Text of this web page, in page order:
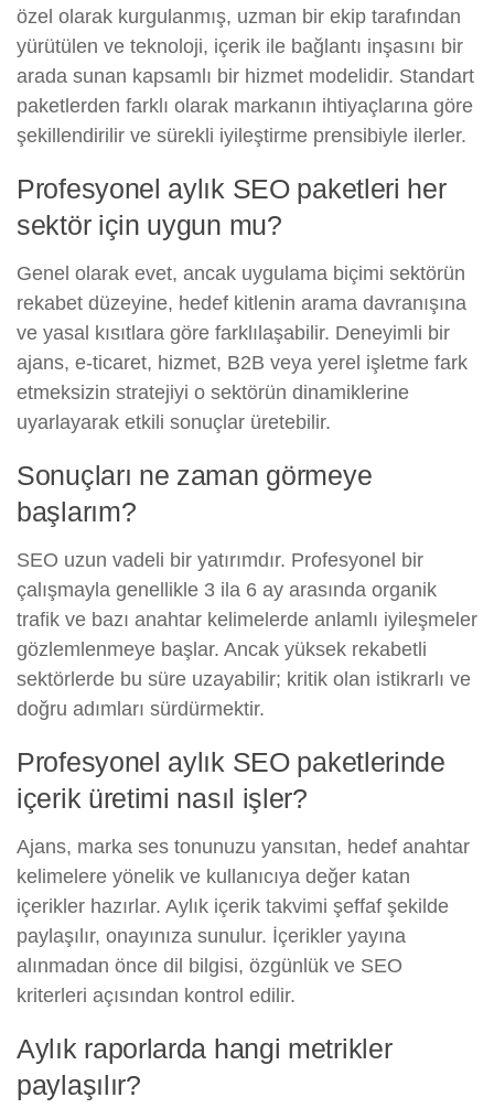
özel olarak kurgulanmış, uzman bir ekip tarafından
yürütülen ve teknoloji, içerik ile bağlantı inşasını bir
arada sunan kapsamlı bir hizmet modelidir. Standart
paketlerden farklı olarak markanın ihtiyaçlarına göre
şekillendirilir ve sürekli iyileştirme prensibiyle ilerler.
Profesyonel aylık SEO paketleri her
sektör için uygun mu?
Genel olarak evet, ancak uygulama biçimi sektörün
rekabet düzeyine, hedef kitlenin arama davranışına
ve yasal kısıtlara göre farklılaşabilir. Deneyimli bir
ajans, e-ticaret, hizmet, B2B veya yerel işletme fark
etmeksizin stratejiyi o sektörün dinamiklerine
uyarlayarak etkili sonuçlar üretebilir.
Sonuçları ne zaman görmeye
başlarım?
SEO uzun vadeli bir yatırımdır. Profesyonel bir
çalışmayla genellikle 3 ila 6 ay arasında organik
trafik ve bazı anahtar kelimelerde anlamlı iyileşmeler
gözlemlenmeye başlar. Ancak yüksek rekabetli
sektörlerde bu süre uzayabilir; kritik olan istikrarlı ve
doğru adımları sürdürmektir.
Profesyonel aylık SEO paketlerinde
içerik üretimi nasıl işler?
Ajans, marka ses tonunuzu yansıtan, hedef anahtar
kelimelere yönelik ve kullanıcıya değer katan
içerikler hazırlar. Aylık içerik takvimi şeffaf şekilde
paylaşılır, onayınıza sunulur. İçerikler yayına
alınmadan önce dil bilgisi, özgünlük ve SEO
kriterleri açısından kontrol edilir.
Aylık raporlarda hangi metrikler
paylaşılır?